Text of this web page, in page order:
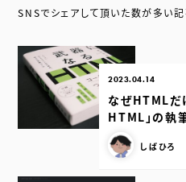
SNSでシェアして頂いた数が多い記
なぜHTMLだ
HTML」の執
公開日：
2023.04.14
この記事を書いた人
しばひろ